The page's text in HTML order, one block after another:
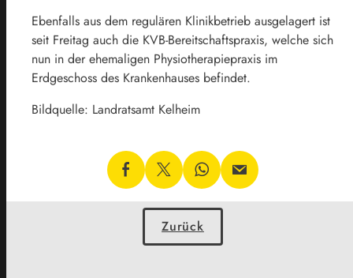
Ebenfalls aus dem regulären Klinikbetrieb ausgelagert ist
seit Freitag auch die KVB-Bereitschaftspraxis, welche sich
nun in der ehemaligen Physiotherapiepraxis im
Erdgeschoss des Krankenhauses befindet.
Bildquelle: Landratsamt Kelheim
Zurück